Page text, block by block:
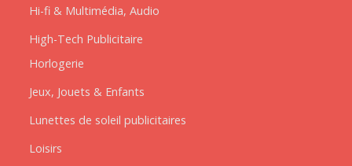
Hi-fi & Multimédia, Audio
High-Tech Publicitaire
Horlogerie
Jeux, Jouets & Enfants
Lunettes de soleil publicitaires
Loisirs